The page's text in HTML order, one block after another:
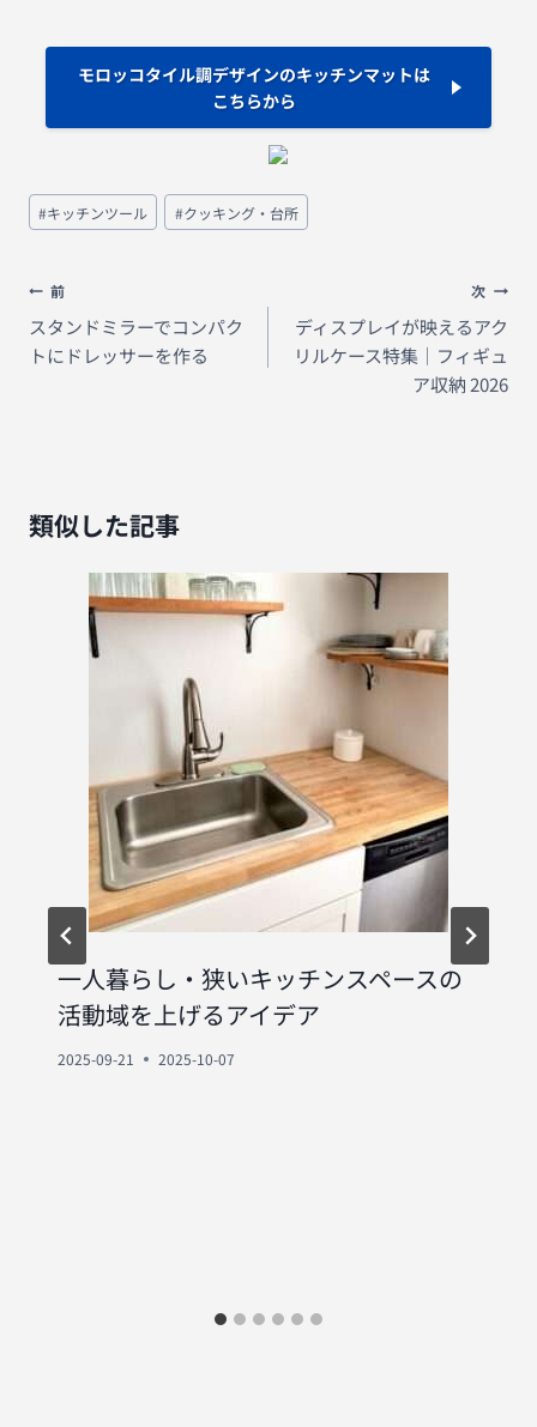
モロッコタイル調デザインのキッチンマットは
こちらから
投
稿
グ:
#キッチンツール #クッキング・台所
投
稿
ナ
シ
前
スタンドミラーでコンパク
トにドレッサーを作る
次
ディスプレイが映えるアク
リルケース特集｜フィギュ
ア収納 2026
類似した記事
一人暮らし・狭いキッチンスペースの
活動域を上げるアイデア
2025-09-21 2025-10-07